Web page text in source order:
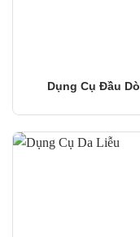
Dụng Cụ Đầu Dò